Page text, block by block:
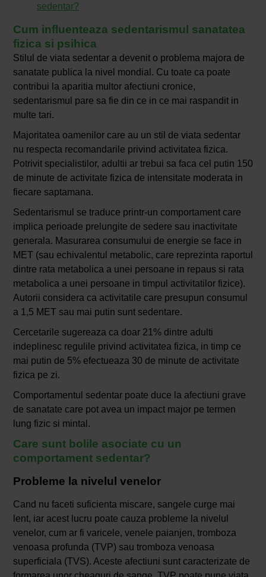
sedentar?
Cum influenteaza sedentarismul sanatatea
fizica si psihica
Stilul de viata sedentar a devenit o problema majora de
sanatate publica la nivel mondial. Cu toate ca poate
contribui la aparitia multor afectiuni cronice,
sedentarismul pare sa fie din ce in ce mai raspandit in
multe tari.
Majoritatea oamenilor care au un stil de viata sedentar
nu respecta recomandarile privind activitatea fizica.
Potrivit specialistilor, adultii ar trebui sa faca cel putin 150
de minute de activitate fizica de intensitate moderata in
fiecare saptamana.
Sedentarismul se traduce printr-un comportament care
implica perioade prelungite de sedere sau inactivitate
generala. Masurarea consumului de energie se face in
MET (sau echivalentul metabolic, care reprezinta raportul
dintre rata metabolica a unei persoane in repaus si rata
metabolica a unei persoane in timpul activitatilor fizice).
Autorii considera ca activitatile care presupun consumul
a 1,5 MET sau mai putin sunt sedentare.
Cercetarile sugereaza ca doar 21% dintre adulti
indeplinesc regulile privind activitatea fizica, in timp ce
mai putin de 5% efectueaza 30 de minute de activitate
fizica pe zi.
Comportamentul sedentar poate duce la afectiuni grave
de sanatate care pot avea un impact major pe termen
lung fizic si mintal.
Care sunt bolile asociate cu un
comportament sedentar?
Probleme la nivelul venelor
Cand nu faceti suficienta miscare, sangele curge mai
lent, iar acest lucru poate cauza probleme la nivelul
venelor, cum ar fi varicele, venele paianjen, tromboza
venoasa profunda (TVP) sau tromboza venoasa
superficiala (TVS). Aceste afectiuni sunt caracterizate de